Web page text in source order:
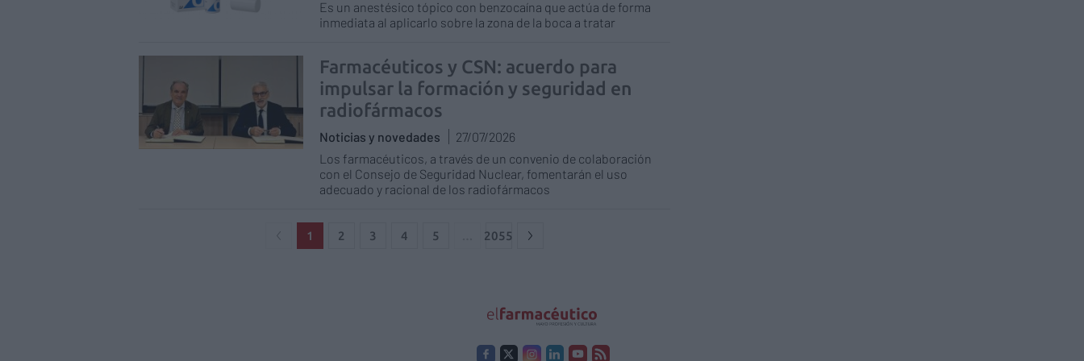
Es un anestésico tópico con benzocaína que actúa de forma
inmediata al aplicarlo sobre la zona de la boca a tratar
Farmacéuticos y CSN: acuerdo para
impulsar la formación y seguridad en
radiofármacos
Noticias y novedades
27/07/2026
Los farmacéuticos, a través de un convenio de colaboración
con el Consejo de Seguridad Nuclear, fomentarán el uso
adecuado y racional de los radiofármacos
1 2 3 4 5 2055